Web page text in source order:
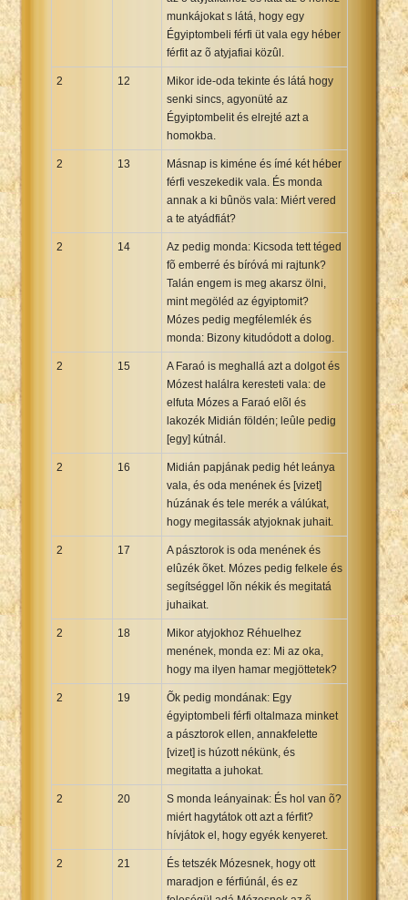
munkájokat s látá, hogy egy
Égyiptombeli férfi üt vala egy héber
férfit az õ atyjafiai közûl.
2 12
Mikor ide-oda tekinte és látá hogy
senki sincs, agyonüté az
Égyiptombelit és elrejté azt a
homokba.
2 13
Másnap is kiméne és ímé két héber
férfi veszekedik vala. És monda
annak a ki bûnös vala: Miért vered
a te atyádfiát?
2 14
Az pedig monda: Kicsoda tett téged
fõ emberré és bíróvá mi rajtunk?
Talán engem is meg akarsz ölni,
mint megöléd az égyiptomit?
Mózes pedig megfélemlék és
monda: Bizony kitudódott a dolog.
2 15
A Faraó is meghallá azt a dolgot és
Mózest halálra keresteti vala: de
elfuta Mózes a Faraó elõl és
lakozék Midián földén; leûle pedig
[egy] kútnál.
2 16
Midián papjának pedig hét leánya
vala, és oda menének és [vizet]
húzának és tele merék a válúkat,
hogy megitassák atyjoknak juhait.
2 17
A pásztorok is oda menének és
elûzék õket. Mózes pedig felkele és
segítséggel lõn nékik és megitatá
juhaikat.
2 18
Mikor atyjokhoz Réhuelhez
menének, monda ez: Mi az oka,
hogy ma ilyen hamar megjöttetek?
2 19
Õk pedig mondának: Egy
égyiptombeli férfi oltalmaza minket
a pásztorok ellen, annakfelette
[vizet] is húzott nékünk, és
megitatta a juhokat.
2 20
S monda leányainak: És hol van õ?
miért hagytátok ott azt a férfit?
hívjátok el, hogy egyék kenyeret.
2 21
És tetszék Mózesnek, hogy ott
maradjon e férfiúnál, és ez